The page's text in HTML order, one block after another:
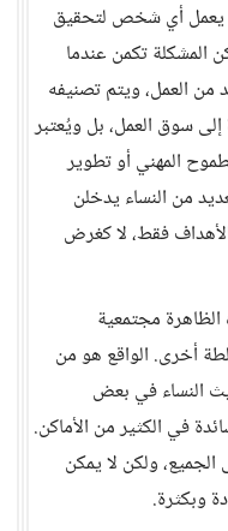
يعمل أي شخص لتحقيق
المشكلة تكمن عندما
العمل، ويتم تصنيفه
سوق العمل، بل ويُعتبر
المهني أو تطوير
من النساء يدخلن
فقط، لا كغرض
مجتمعية
أخرى. الواقع هو من
النساء في بعض
في الكثير من الأماكن.
ولكن لا يمكن
وبكثرة.